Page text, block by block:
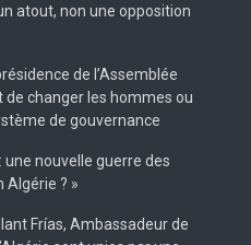
atout, non une opposition
de l’Assemblée
de changer les hommes ou
de gouvernance
une nouvelle guerre des
Algérie ? »
Frías, Ambassadeur de